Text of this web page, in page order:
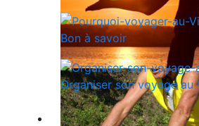
Bon à savoir
Organiser son voyage au
Qui sommes-nous ?